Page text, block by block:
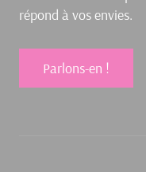
répond à vos envies.
Parlons-en !